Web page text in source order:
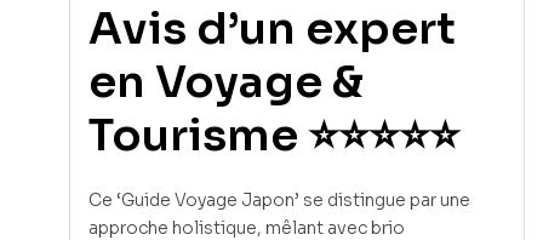
Avis d’un expert
en Voyage &
Tourisme ⭐⭐⭐⭐⭐
Ce ‘Guide Voyage Japon’ se distingue par une
approche holistique, mêlant avec brio